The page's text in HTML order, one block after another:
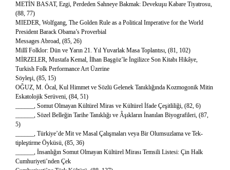
METİN BASAT, Ezgi, Perdeden Sahneye Bakmak: Devekuşu Kabare Tiyatrosu,
(88, 77)
MIEDER, Wolfgang, The Golden Rule as a Political Imperative for the World
President Barack Obama’s Proverbial
Messages Abroad, (85, 26)
Millî Folklor: Dün ve Yarın 21. Yıl Yuvarlak Masa Toplantısı, (81, 102)
MİRZELER, Mustafa Kemal, İlhan Başgöz’le İngilizce Son Kitabı Hikâye,
Turkish Folk Performance Art Üzerine
Söyleşi, (85, 15)
OĞUZ, M. Öcal, Kul Himmet ve Sözlü Gelenek Tanıklığında Kozmogonik Mitin
Eskatolojik Serüveni, (84, 51)
______, Somut Olmayan Kültürel Miras ve Kültürel İfade Çeşitliliği, (82, 6)
______, Sözel Belleğin Tarihe Tanıklığı ve Âşıkların İnanılan Biyografileri, (87,
5)
______, Türkiye’de Mit ve Masal Çalışmaları veya Bir Olumsuzlama ve Tek-
tipleştirme Öyküsü, (85, 36)
______, İnsanlığın Somut Olmayan Kültürel Mirası Temsili Listesi: Çin Halk
Cumhuriyeti’nden Çek